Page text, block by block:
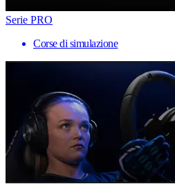
Serie PRO
Corse di simulazione